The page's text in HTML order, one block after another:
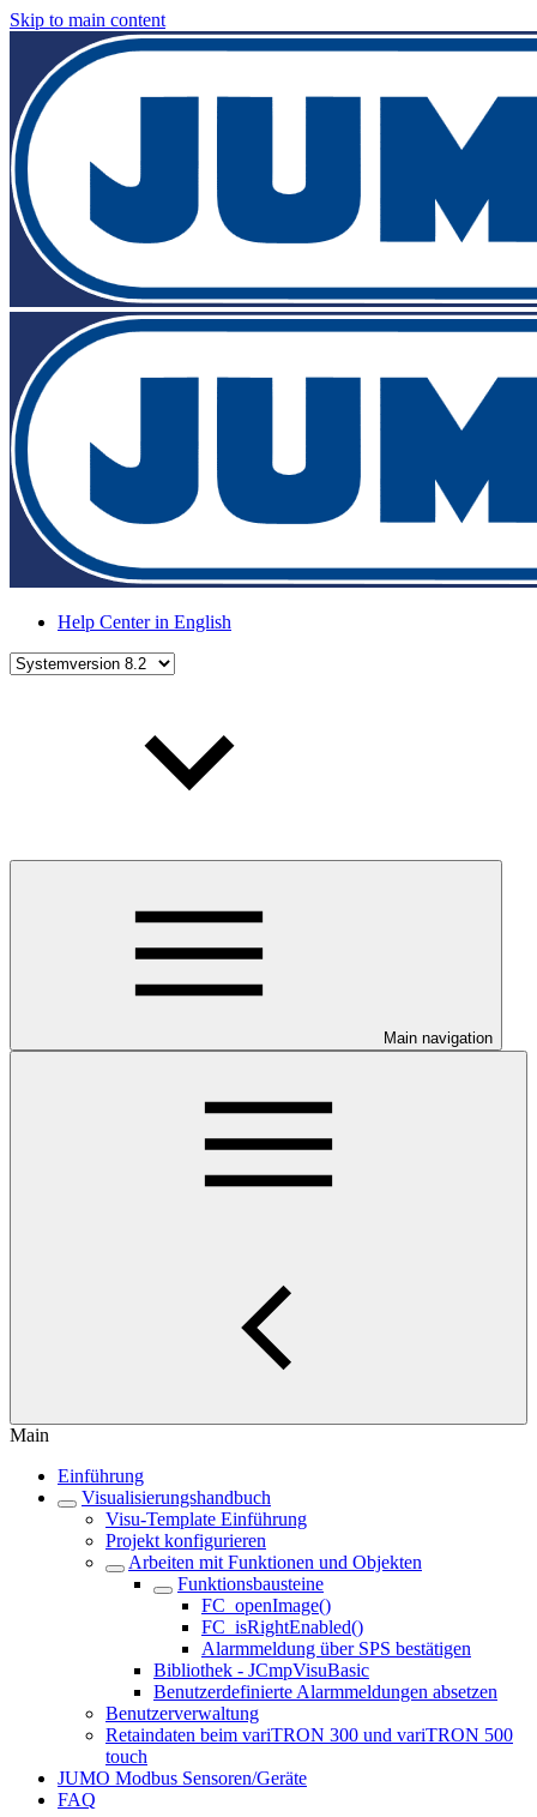
Skip to main content
Help Center in English
Main navigation
Main
Einführung
Visualisierungshandbuch
Visu-Template Einführung
Projekt konfigurieren
Arbeiten mit Funktionen und Objekten
Funktionsbausteine
FC_openImage()
FC_isRightEnabled()
Alarmmeldung über SPS bestätigen
Bibliothek - JCmpVisuBasic
Benutzerdefinierte Alarmmeldungen absetzen
Benutzerverwaltung
Retaindaten beim variTRON 300 und variTRON 500
touch
JUMO Modbus Sensoren/Geräte
FAQ